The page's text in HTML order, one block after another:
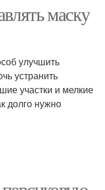
маску
улучшить
устранить
участки и мелкие
долго нужно